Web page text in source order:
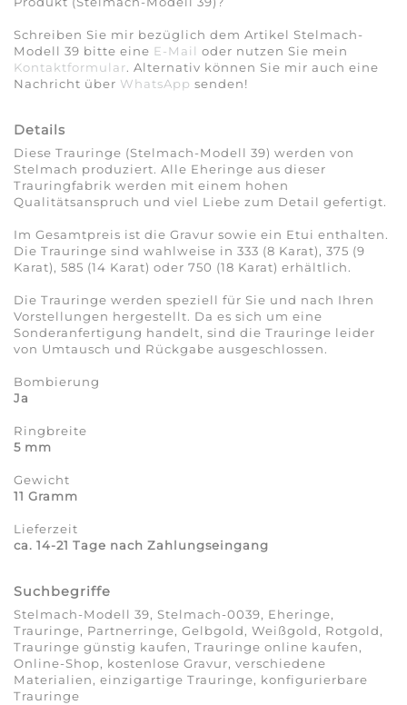
Schreiben Sie mir bezüglich dem Artikel Stelmach-
Modell 39 bitte eine E-Mail oder nutzen Sie mein
Kontaktformular. Alternativ können Sie mir auch eine
Nachricht über WhatsApp senden!
Details
Diese Trauringe (Stelmach-Modell 39) werden von
Stelmach produziert. Alle Eheringe aus dieser
Trauringfabrik werden mit einem hohen
Qualitätsanspruch und viel Liebe zum Detail gefertigt.
Im Gesamtpreis ist die Gravur sowie ein Etui enthalten.
Die Trauringe sind wahlweise in 333 (8 Karat), 375 (9
Karat), 585 (14 Karat) oder 750 (18 Karat) erhältlich.
Die Trauringe werden speziell für Sie und nach Ihren
Vorstellungen hergestellt. Da es sich um eine
Sonderanfertigung handelt, sind die Trauringe leider
von Umtausch und Rückgabe ausgeschlossen.
Bombierung
Ja
Ringbreite
5 mm
Gewicht
11 Gramm
Lieferzeit
ca. 14-21 Tage nach Zahlungseingang
Suchbegriffe
Stelmach-Modell 39, Stelmach-0039, Eheringe,
Trauringe, Partnerringe, Gelbgold, Weißgold, Rotgold,
Trauringe günstig kaufen, Trauringe online kaufen,
Online-Shop, kostenlose Gravur, verschiedene
Materialien, einzigartige Trauringe, konfigurierbare
Trauringe